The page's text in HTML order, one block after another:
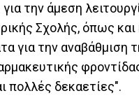
την άμεση
Σχολής, όπως
για την
πολλές δεκαετίες".